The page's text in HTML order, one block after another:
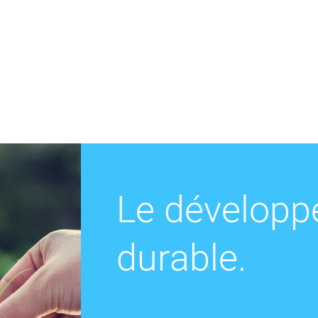
Maintenance
Découvrez nos métiers
Le
durable.